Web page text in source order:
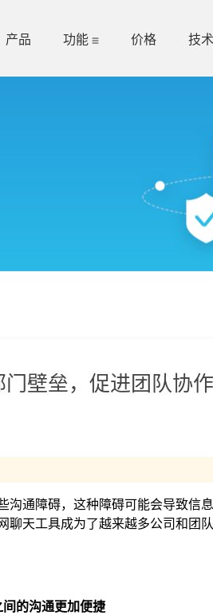
产品 功能 价格 技
壁垒，促进团队协作
沟通障碍，这种障碍可能会导致信
天工具成为了越来越多公司和团
的沟通更加便捷